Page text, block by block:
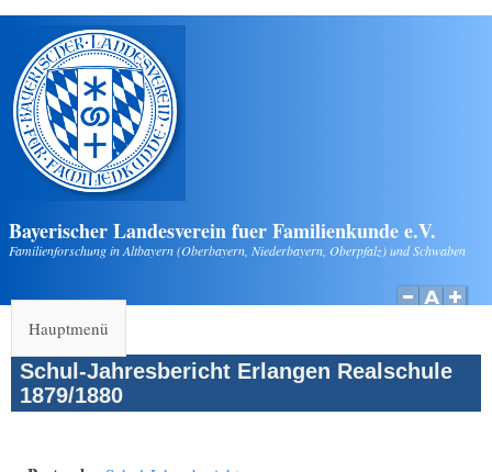
Direkt zum Inhalt
Bayerischer Landesverein fuer Familienkunde e.V.
Familienforschung in Altbayern (Oberbayern, Niederbayern, Oberpfalz) und Schwaben
Hauptmenü
Schul-Jahresbericht Erlangen Realschule
1879/1880